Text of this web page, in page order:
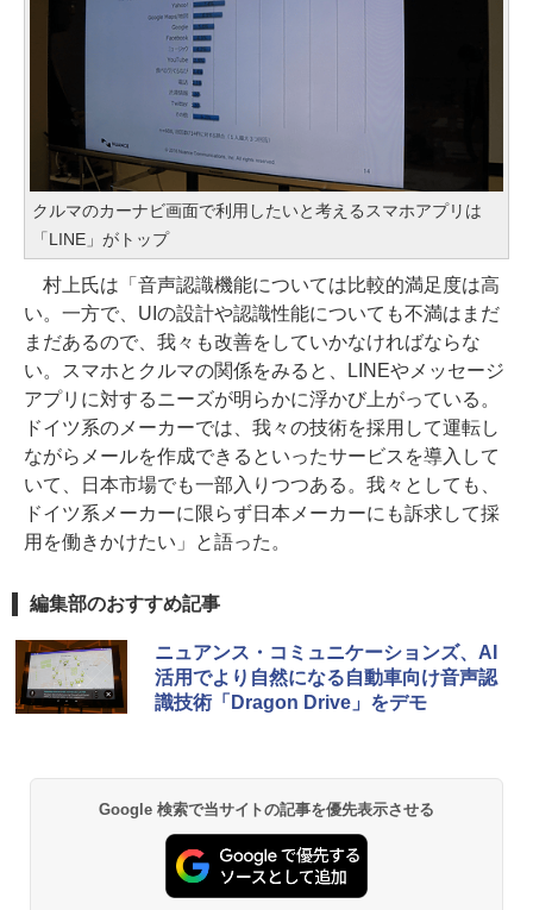
クルマのカーナビ画面で利用したいと考えるスマホアプリは
「LINE」がトップ
村上氏は「音声認識機能については比較的満足度は高
い。一方で、UIの設計や認識性能についても不満はまだ
まだあるので、我々も改善をしていかなければならな
い。スマホとクルマの関係をみると、LINEやメッセージ
アプリに対するニーズが明らかに浮かび上がっている。
ドイツ系のメーカーでは、我々の技術を採用して運転し
ながらメールを作成できるといったサービスを導入して
いて、日本市場でも一部入りつつある。我々としても、
ドイツ系メーカーに限らず日本メーカーにも訴求して採
用を働きかけたい」と語った。
編集部のおすすめ記事
ニュアンス・コミュニケーションズ、AI
活用でより自然になる自動車向け音声認
識技術「Dragon Drive」をデモ
Google 検索で当サイトの記事を優先表示させる